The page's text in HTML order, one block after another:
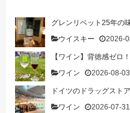
グレンリベット25年の
ウイスキー
2026-
【ワイン】背徳感ゼロ
ワイン
2026-08-
ドイツのドラッグスト
ワイン
2026-07-